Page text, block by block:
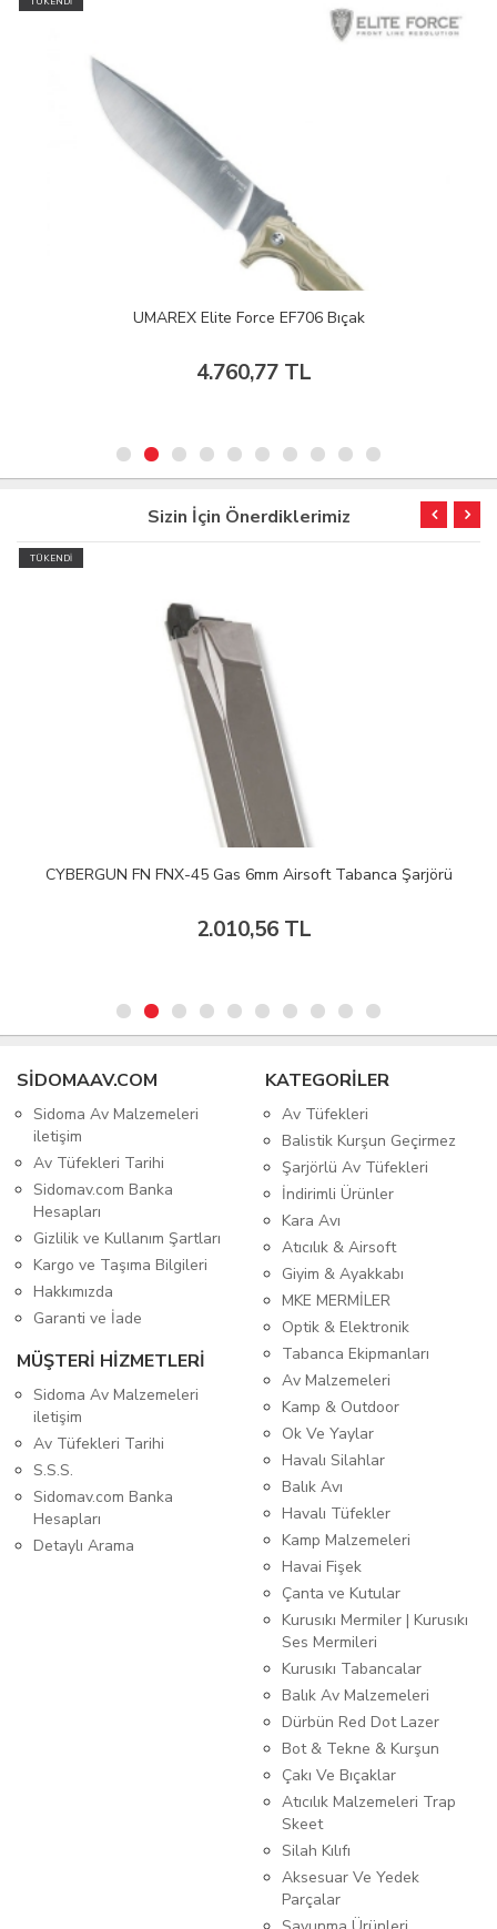
UMAREX Elite Force EF706 Bıçak
4.760,77 TL
Sizin İçin Önerdiklerimiz
TÜKENDİ
CYBERGUN FN FNX-45 Gas 6mm Airsoft Tabanca Şarjörü
2.010,56 TL
SIDOMAAV.COM
Sidoma Av Malzemeleri
iletişim
Av Tüfekleri Tarihi
Sidomav.com Banka
Hesapları
Gizlilik ve Kullanım Şartları
Kargo ve Taşıma Bilgileri
Hakkımızda
Garanti ve İade
MÜŞTERİ HİZMETLERİ
Sidoma Av Malzemeleri
iletişim
Av Tüfekleri Tarihi
S.S.S.
Sidomav.com Banka
Hesapları
Detaylı Arama
KATEGORİLER
Av Tüfekleri
Balistik Kurşun Geçirmez
Şarjörlü Av Tüfekleri
İndirimli Ürünler
Kara Avı
Atıcılık & Airsoft
Giyim & Ayakkabı
MKE MERMİLER
Optik & Elektronik
Tabanca Ekipmanları
Av Malzemeleri
Kamp & Outdoor
Ok Ve Yaylar
Havalı Silahlar
Balık Avı
Havalı Tüfekler
Kamp Malzemeleri
Havai Fişek
Çanta ve Kutular
Kurusıkı Mermiler | Kurusıkı
Ses Mermileri
Kurusıkı Tabancalar
Balık Av Malzemeleri
Dürbün Red Dot Lazer
Bot & Tekne & Kurşun
Çakı Ve Bıçaklar
Atıcılık Malzemeleri Trap
Skeet
Silah Kılıfı
Aksesuar Ve Yedek
Parçalar